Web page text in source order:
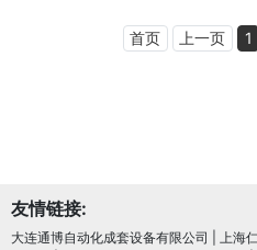
首页 上一页 1
友情链接:
大连通博自动化成套设备有限公司 上海